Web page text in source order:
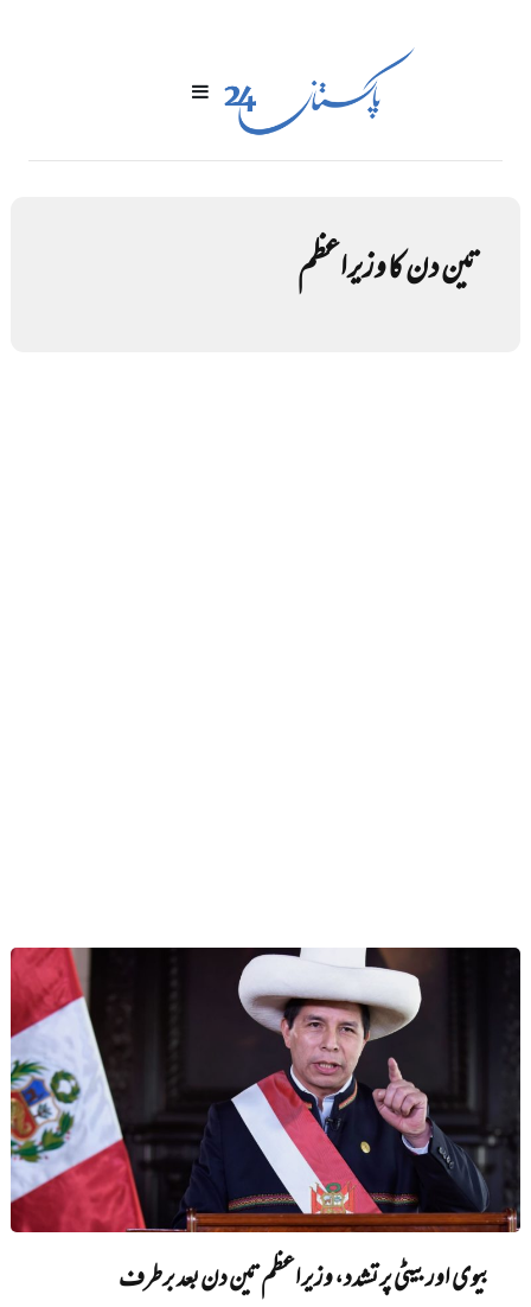
تین دن کا وزیراعظم
بیوی اور بیٹی پر تشدد، وزیراعظم تین دن بعد برطرف